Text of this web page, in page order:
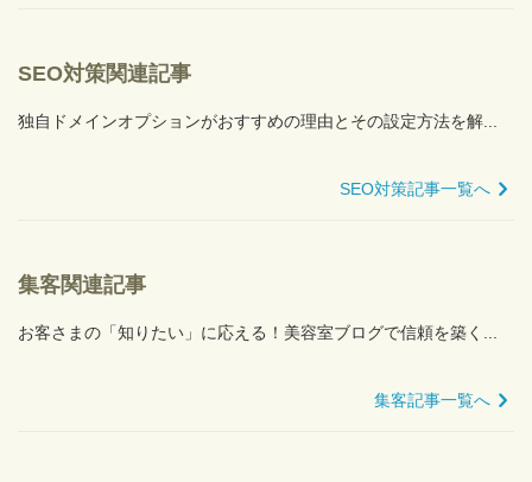
SEO対策関連記事
独自ドメインオプションがおすすめの理由とその設定方法を解...
SEO対策記事一覧へ
集客関連記事
お客さまの「知りたい」に応える！美容室ブログで信頼を築く...
集客記事一覧へ